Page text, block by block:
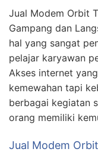
Jual Modem Orbit
Gampang dan
hal yang sangat
pelajar karyawan
Akses internet
kemewahan tapi
berbagai kegiatan
orang memiliki
Jual Modem